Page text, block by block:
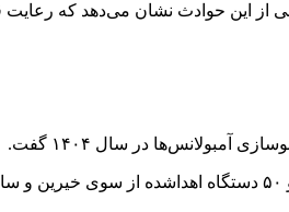
این حوادث نشان می‌دهد که رعایت
در سال ۱۴۰۴ گفت.